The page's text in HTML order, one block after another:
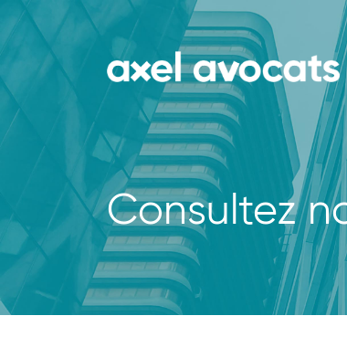
Consultez